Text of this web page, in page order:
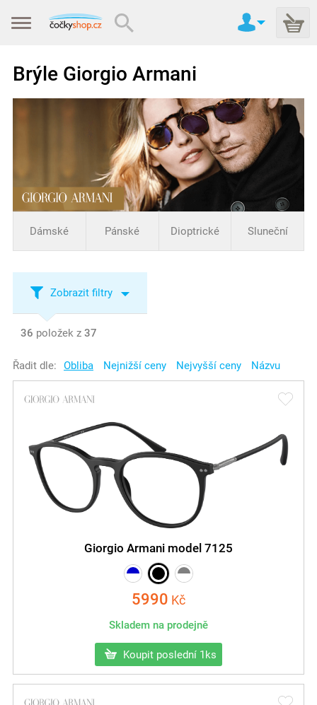
Brýle Giorgio Armani
Dámské Pánské Dioptrické Sluneční
Zobrazit filtry
36 položek z 37
Řadit dle: Obliba Nejnižší ceny Nejvyšší ceny Názvu
Giorgio Armani model 7125
5990 Kč
Skladem na prodejně
Koupit poslední 1ks